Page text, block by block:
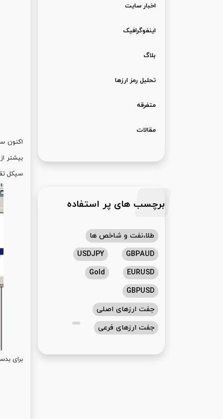
اخبار سایت
اینفوگرافیک
بلاگ
تحلیل رمز ارزها
متفرقه
مقالات
برچسب های پر استفاده
طلا،نفت و شاخص ها
GBPAUD
USDJPY
EURUSD
Gold
GBPUSD
جفت ارزهای اصلی
جفت ارزهای فرعی
بیشتر از 2 سال می باشد). تیک گزینه
سیکل
برای